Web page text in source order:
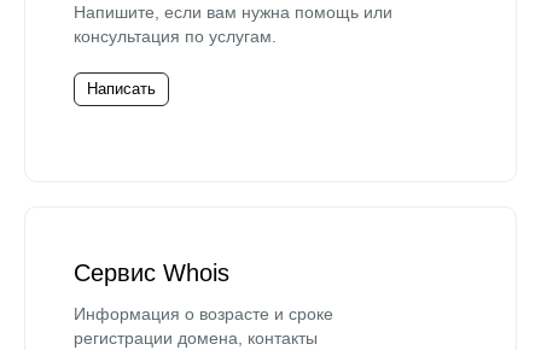
Напишите, если вам нужна помощь или
консультация по услугам.
Написать
Сервис Whois
Информация о возрасте и сроке
регистрации домена, контакты